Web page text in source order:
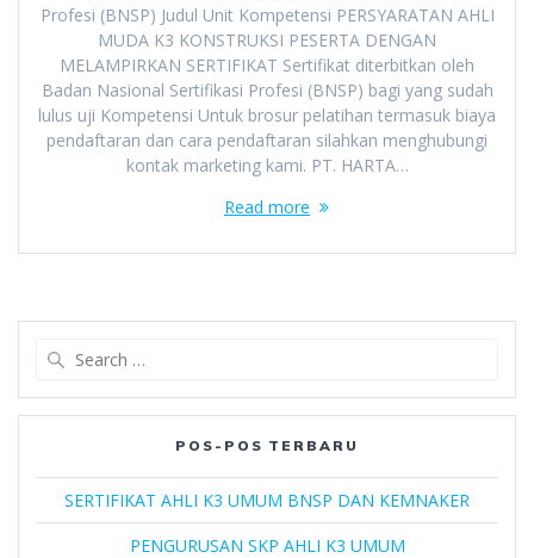
Profesi (BNSP) Judul Unit Kompetensi PERSYARATAN AHLI
MUDA K3 KONSTRUKSI PESERTA DENGAN
MELAMPIRKAN SERTIFIKAT Sertifikat diterbitkan oleh
Badan Nasional Sertifikasi Profesi (BNSP) bagi yang sudah
lulus uji Kompetensi Untuk brosur pelatihan termasuk biaya
pendaftaran dan cara pendaftaran silahkan menghubungi
kontak marketing kami. PT. HARTA…
Read more
POS-POS TERBARU
SERTIFIKAT AHLI K3 UMUM BNSP DAN KEMNAKER
PENGURUSAN SKP AHLI K3 UMUM